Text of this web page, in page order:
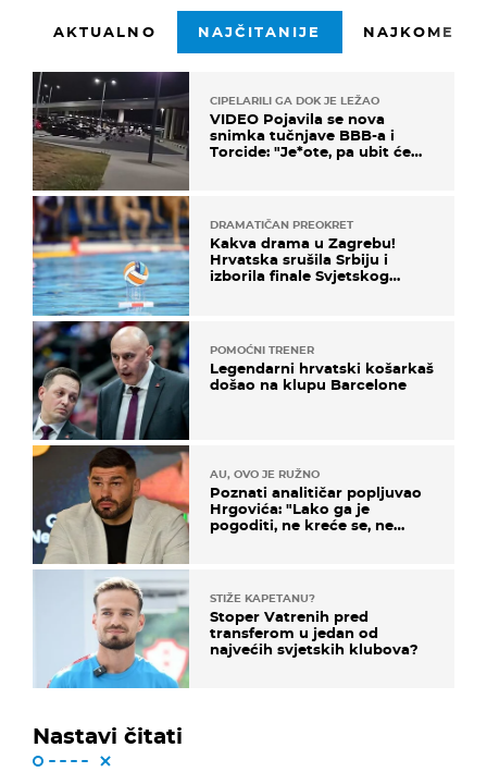
AKTUALNO NAJČITANIJE
CIPELARILI GA DOK JE LEŽAO
VIDEO Pojavila se nova
snimka tučnjave BBB-a i
Torcide: "Je*ote, pa ubit će
DRAMATIČAN PREOKRET
Kakva drama u Zagrebu!
Hrvatska srušila Srbiju i
izborila finale Svjetskog
POMOĆNI TRENER
Legendarni hrvatski košarkaš
došao na klupu Barcelone
AU, OVO JE RUŽNO
Poznati analitičar popljuvao
Hrgovića: "Lako ga je
pogoditi, ne kreće se, ne
STIŽE KAPETANU?
Stoper Vatrenih pred
transferom u jedan od
najvećih svjetskih klubova?
Nastavi čitati